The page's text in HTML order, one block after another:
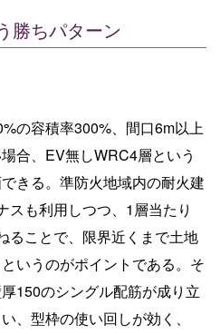
勝ちパターン
の容積率300%、間口6m以上
合、EV無しWRC4層という
きる。準防火地域内の耐火建
スも利用しつつ、1層当たり
ることで、限界近くまで土地
いうのがポイントである。そ
150のシングル配筋が成り立
、型枠の使い回しが効く、